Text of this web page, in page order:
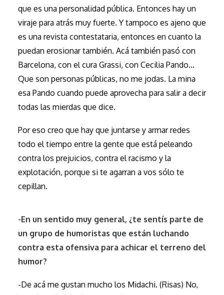
que es una personalidad pública. Entonces hay un
viraje para atrás muy fuerte. Y tampoco es ajeno que
es una revista contestataria, entonces en cuanto la
puedan erosionar también. Acá también pasó con
Barcelona, con el cura Grassi, con Cecilia Pando…
Que son personas públicas, no me jodas. La mina
esa Pando cuando puede aprovecha para salir a decir
todas las mierdas que dice.
Por eso creo que hay que juntarse y armar redes
todo el tiempo entre la gente que está peleando
contra los prejuicios, contra el racismo y la
explotación, porque si te agarran a vos sólo te
cepillan.
-En un sentido muy general, ¿te sentís parte de
un grupo de humoristas que están luchando
contra esta ofensiva para achicar el terreno del
humor?
-De acá me gustan mucho los Midachi. (Risas) No,